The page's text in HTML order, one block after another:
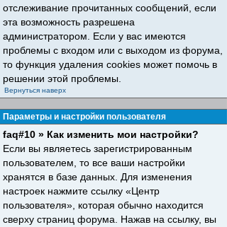
отслеживание прочитанных сообщений, если
эта возможность разрешена
администратором. Если у вас имеются
проблемы с входом или с выходом из форума,
то функция удаления cookies может помочь в
решении этой проблемы.
Вернуться наверх
Параметры и настройки пользователя
faq#10 » Как изменить мои настройки?
Если вы являетесь зарегистрированным
пользователем, то все ваши настройки
хранятся в базе данных. Для изменения
настроек нажмите ссылку «Центр
пользователя», которая обычно находится
сверху страниц форума. Нажав на ссылку, вы